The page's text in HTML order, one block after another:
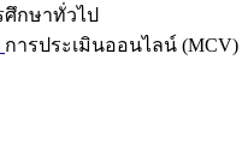
กษาทั่วไป
การประเมินออนไลน์ (MCV)